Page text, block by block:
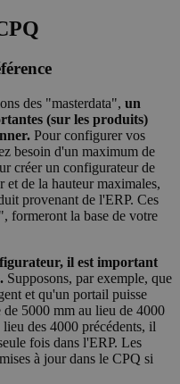
des "masterdata", un
(sur les produits)
Pour configurer vos
besoin d'un maximum de
créer un configurateur de
et de la hauteur maximales,
provenant de l'ERP. Ces
formeront la base de votre
il est important
Supposons, par exemple, que
et qu'un portail puisse
5000 mm au lieu de 4000
des 4000 précédents, il
fois dans l'ERP. Les
à jour dans le CPQ si